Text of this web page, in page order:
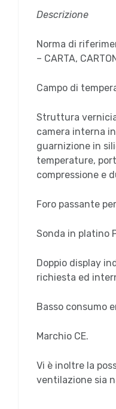
Descrizione
Norma di
– CARTA,
Campo di
Struttura
camera interna
guarnizione in
temperature,
compressione e
Foro passante
Sonda in platino
Doppio display
richiesta ed
Basso consumo
Marchio CE.
Vi è inoltre la
ventilazione sia